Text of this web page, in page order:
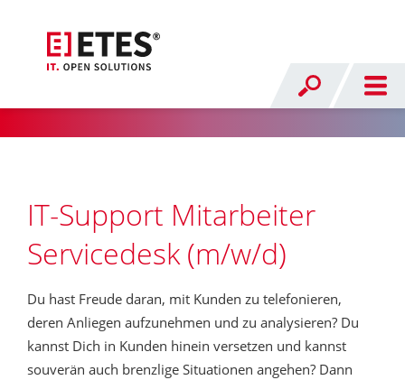
IT-Support Mitarbeiter
Servicedesk (m/w/d)
Du hast Freude daran, mit Kunden zu telefonieren,
deren Anliegen aufzunehmen und zu analysieren? Du
kannst Dich in Kunden hinein versetzen und kannst
souverän auch brenzlige Situationen angehen? Dann